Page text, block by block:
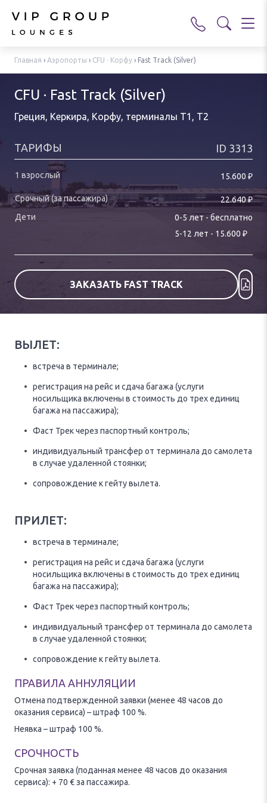
Главная › Аэропорты › CFU · Корфу › Fast Track (Silver)
CFU · Fast Track (Silver)
Греция, Керкира, Корфу, терминалы T1, T2
ТАРИФЫ ID 3313
15.600 ₽
22.640₽
0-5 лет - бесплатно
5-12 лет - 15.600 ₽
ЗАКАЗАТЬ FAST TRACK
ВЫЛЕТ:
встреча в терминале;
регистрация на рейс и сдача багажа (услуги
носильщика включены в стоимость до трех единиц
багажа на пассажира);
Фаст Трек через паспортный контроль;
индивидуальный трансфер от терминала до самолета
в случае удаленной стоянки;
сопровождение к гейту вылета.
ПРИЛЕТ:
встреча в терминале;
регистрация на рейс и сдача багажа (услуги
носильщика включены в стоимость до трех единиц
багажа на пассажира);
Фаст Трек через паспортный контроль;
индивидуальный трансфер от терминала до самолета
в случае удаленной стоянки;
сопровождение к гейту вылета.
ПРАВИЛА АННУЛЯЦИИ
Отмена подтвержденной заявки (менее 48 часов до
оказания сервиса) – штраф 100 %.
Неявка – штраф 100 %.
СРОЧНОСТЬ
Срочная заявка (поданная менее 48 часов до оказания
сервиса): + 70 € за пассажира.